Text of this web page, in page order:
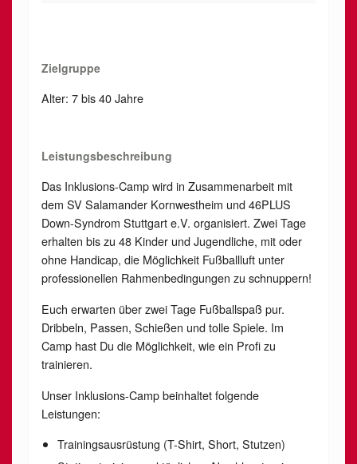
Zielgruppe
Alter: 7 bis 40 Jahre
Leistungsbeschreibung
Das Inklusions-Camp wird in Zusammenarbeit mit
dem SV Salamander Kornwestheim und 46PLUS
Down-Syndrom Stuttgart e.V. organisiert. Zwei Tage
erhalten bis zu 48 Kinder und Jugendliche, mit oder
ohne Handicap, die Möglichkeit Fußballluft unter
professionellen Rahmenbedingungen zu schnuppern!
Euch erwarten über zwei Tage Fußballspaß pur.
Dribbeln, Passen, Schießen und tolle Spiele. Im
Camp hast Du die Möglichkeit, wie ein Profi zu
trainieren.
Unser Inklusions-Camp beinhaltet folgende
Leistungen:
Trainingsausrüstung (T-Shirt, Short, Stutzen)